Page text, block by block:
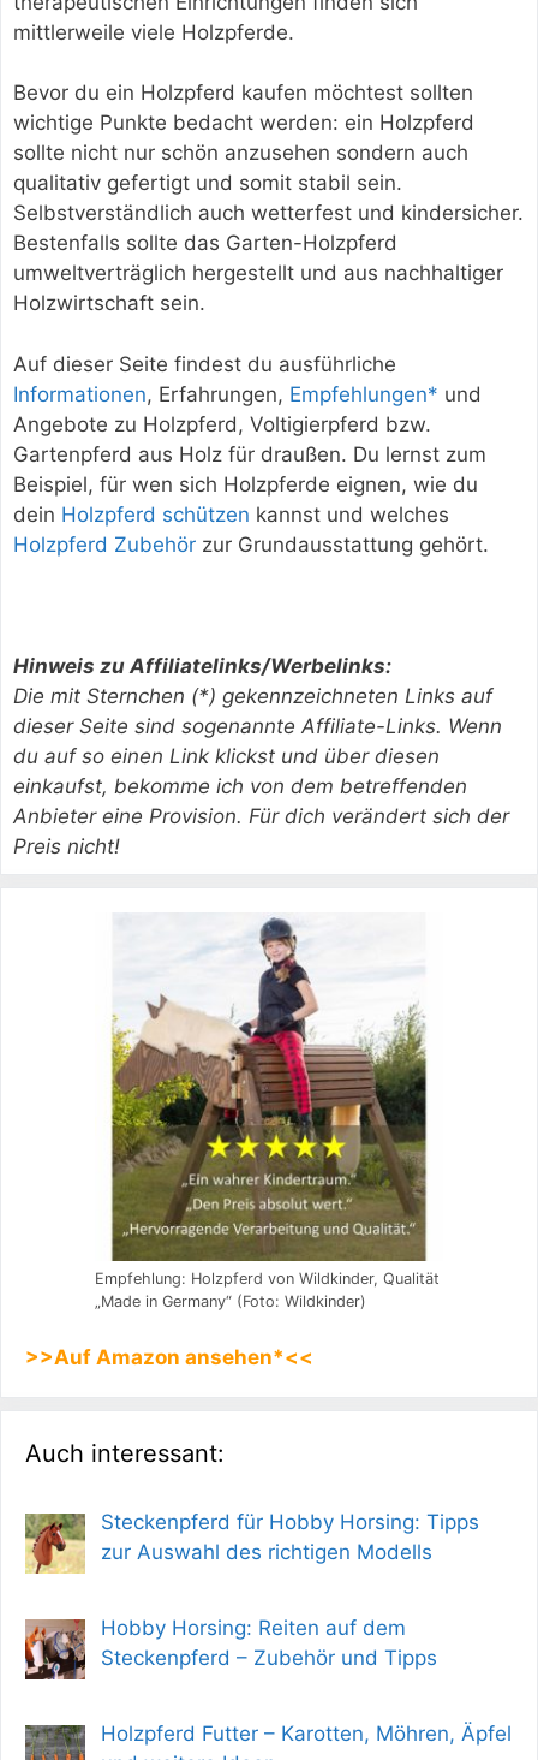
mittlerweile viele Holzpferde.
Bevor du ein Holzpferd kaufen möchtest sollten
wichtige Punkte bedacht werden: ein Holzpferd
sollte nicht nur schön anzusehen sondern auch
qualitativ gefertigt und somit stabil sein.
Selbstverständlich auch wetterfest und kindersicher.
Bestenfalls sollte das Garten-Holzpferd
umweltverträglich hergestellt und aus nachhaltiger
Holzwirtschaft sein.
Auf dieser Seite findest du ausführliche
Informationen, Erfahrungen, Empfehlungen* und
Angebote zu Holzpferd, Voltigierpferd bzw.
Gartenpferd aus Holz für draußen. Du lernst zum
Beispiel, für wen sich Holzpferde eignen, wie du
dein Holzpferd schützen kannst und welches
Holzpferd Zubehör zur Grundausstattung gehört.
Hinweis zu Affiliatelinks/Werbelinks:
Die mit Sternchen (*) gekennzeichneten Links auf
dieser Seite sind sogenannte Affiliate-Links. Wenn
du auf so einen Link klickst und über diesen
einkaufst, bekomme ich von dem betreffenden
Anbieter eine Provision. Für dich verändert sich der
Preis nicht!
Empfehlung: Holzpferd von Wildkinder, Qualität
„Made in Germany“ (Foto: Wildkinder)
>>Auf Amazon ansehen*<<
Auch interessant:
Steckenpferd für Hobby Horsing: Tipps
zur Auswahl des richtigen Modells
Hobby Horsing: Reiten auf dem
Steckenpferd – Zubehör und Tipps
Holzpferd Futter – Karotten, Möhren, Äpfel